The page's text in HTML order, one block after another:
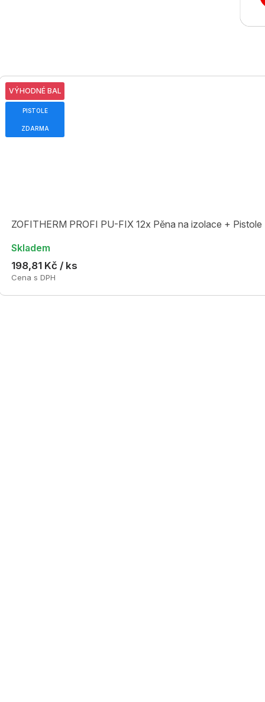
VÝHODNÉ BAL
PISTOLE
ZDARMA
ZOFITHERM PROFI PU-FIX 12x Pěna na izolace +
Skladem
198,81 Kč / ks
Cena s DPH